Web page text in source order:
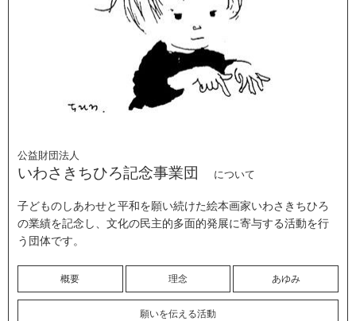
公益財団法人
いわさきちひろ記念事業団 について
子どものしあわせと平和を願い続けた絵本画家いわさきちひろ
の業績を記念し、文化の民主的多面的発展に寄与する活動を行
う団体です。
概要 理念 あゆみ
願いを伝える活動